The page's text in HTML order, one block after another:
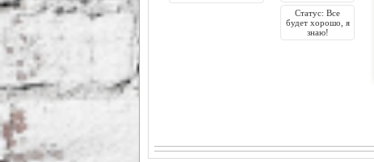
Статус: Все
будет хорошо, я
знаю!